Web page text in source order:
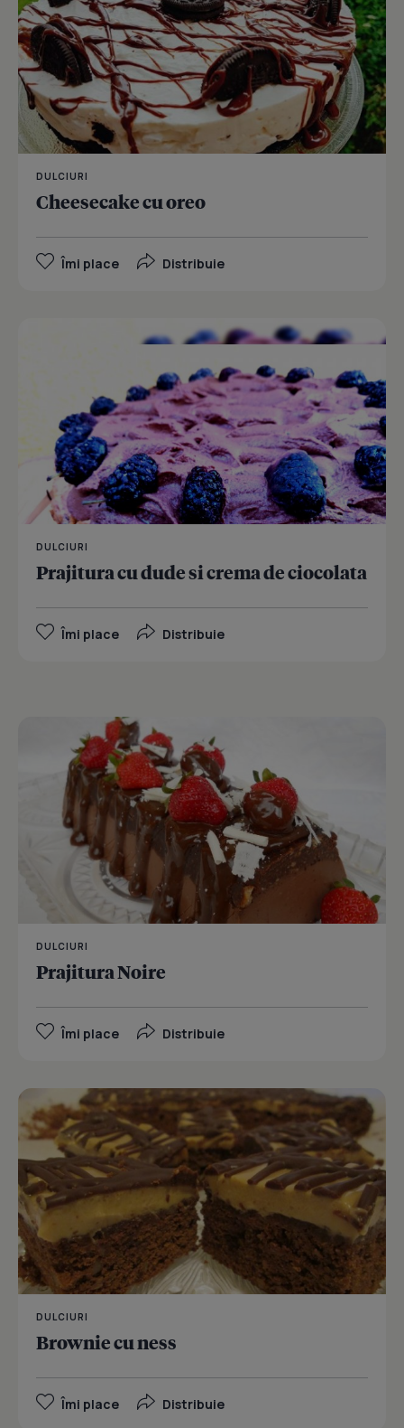
DULCIURI
Cheesecake cu oreo
Îmi place Distribuie
DULCIURI
Prajitura cu dude si crema de ciocolata
Îmi place Distribuie
DULCIURI
Prajitura Noire
Îmi place Distribuie
DULCIURI
Brownie cu ness
Îmi place Distribuie